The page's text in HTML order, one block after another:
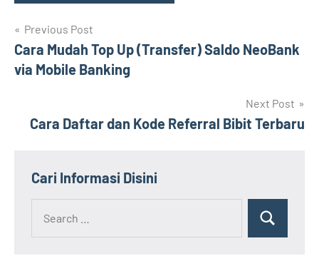
Navigasi
pos
Previous Post
Cara Mudah Top Up (Transfer) Saldo NeoBank
via Mobile Banking
Next Post
Cara Daftar dan Kode Referral Bibit Terbaru
Cari Informasi Disini
Search